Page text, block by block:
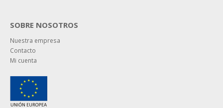
SOBRE NOSOTROS
Nuestra empresa
Contacto
Mi cuenta